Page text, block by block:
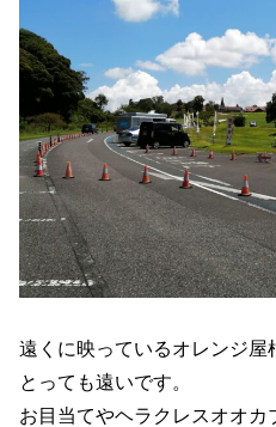
遠くに映っているオレンジ屋
とっても遠いです。
お目当てやヘラクレスオオカ